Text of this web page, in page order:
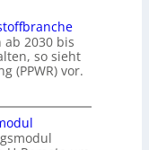
2030 bis
so sieht
(PPWR) vor.